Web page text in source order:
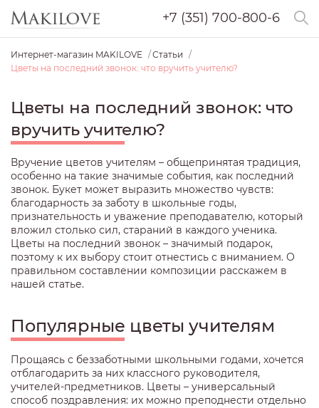
+7 (351) 700-800-6
Интернет-магазин MAKILOVE
Статьи
Цветы на последний звонок: что вручить учителю?
Цветы на последний звонок: что
вручить учителю?
Вручение цветов учителям – общепринятая традиция,
особенно на такие значимые события, как последний
звонок. Букет может выразить множество чувств:
благодарность за заботу в школьные годы,
признательность и уважение преподавателю, который
вложил столько сил, стараний в каждого ученика.
Цветы на последний звонок – значимый подарок,
поэтому к их выбору стоит отнестись с вниманием. О
правильном составлении композиции расскажем в
нашей статье.
Популярные цветы учителям
Прощаясь с беззаботными школьными годами, хочется
отблагодарить за них классного руководителя,
учителей-предметников. Цветы – универсальный
способ поздравления: их можно преподнести отдельно